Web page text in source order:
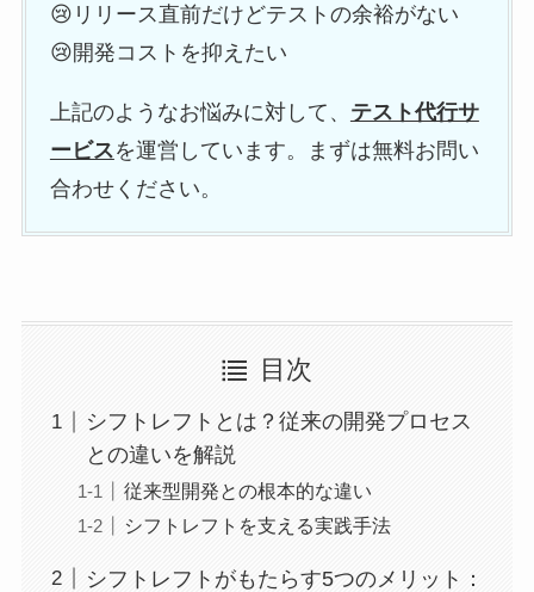
😢リリース直前だけどテストの余裕がない
😢開発コストを抑えたい
上記のようなお悩みに対して、 テスト代行サ
ービスを運営しています。まずは無料お問い
合わせください。
目次
シフトレフトとは？従来の開発プロセス
との違いを解説
従来型開発との根本的な違い
シフトレフトを支える実践手法
シフトレフトがもたらす5つのメリット：